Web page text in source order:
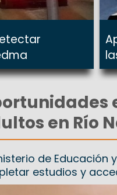
en Río
de
estudios y